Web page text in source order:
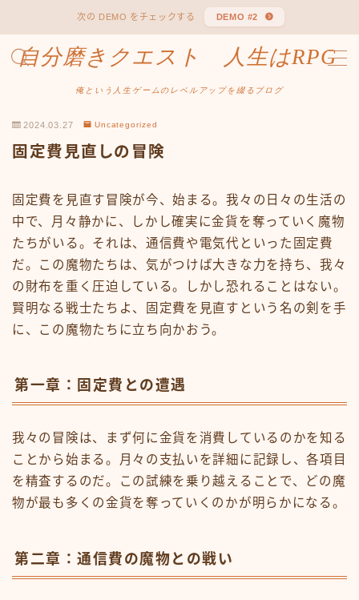
次の DEMO をチェックする DEMO #2
自分磨きクエスト 人生はRPG
俺という人生ゲームのレベルアップを綴るブログ
Sample Page
お問い合わせ
お金の知識を磨く
デモプリセット記事 #1
デモプリセット記事 #1
デモプリセット記事 #2
デモプリセット記事 #3
デモプリセット記事 #5
デモプリセット記事 #5
デモプリセット記事 #6
デモプリセット記事 #8
デモプリセット記事 #8
デモプリセット記事 Part01
デモプリセット記事 Part03
デモプリセット記事 Part04
デモプリセット記事 Part06
2024.03.27 Uncategorized
固定費見直しの冒険
固定費を見直す冒険が今、始まる。我々の日々の生活の
中で、月々静かに、しかし確実に金貨を奪っていく魔物
たちがいる。それは、通信費や電気代といった固定費
だ。この魔物たちは、気がつけば大きな力を持ち、我々
の財布を重く圧迫している。しかし恐れることはない。
賢明なる戦士たちよ、固定費を見直すという名の剣を手
に、この魔物たちに立ち向かおう。
第一章：固定費との遭遇
我々の冒険は、まず何に金貨を消費しているのかを知る
ことから始まる。月々の支払いを詳細に記録し、各項目
を精査するのだ。この試練を乗り越えることで、どの魔
物が最も多くの金貨を奪っていくのかが明らかになる。
第二章：通信費の魔物との戦い